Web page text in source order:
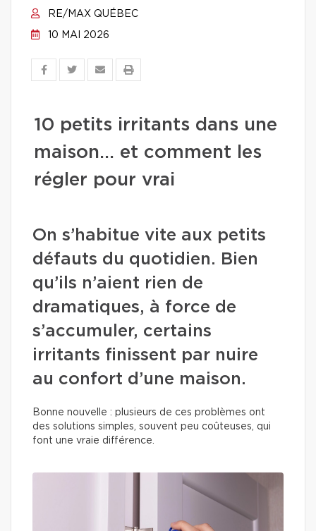
RE/MAX QUÉBEC
10 MAI 2026
10 petits irritants dans une
maison… et comment les
régler pour vrai
On s’habitue vite aux petits
défauts du quotidien. Bien
qu’ils n’aient rien de
dramatiques, à force de
s’accumuler, certains
irritants finissent par nuire
au confort d’une maison.
Bonne nouvelle : plusieurs de ces problèmes ont
des solutions simples, souvent peu coûteuses, qui
font une vraie différence.